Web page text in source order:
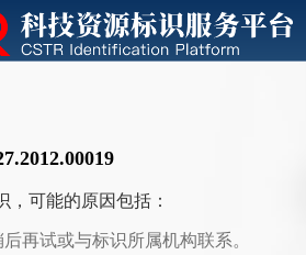
，可能的原因包括：
再试或与标识所属机构联系。